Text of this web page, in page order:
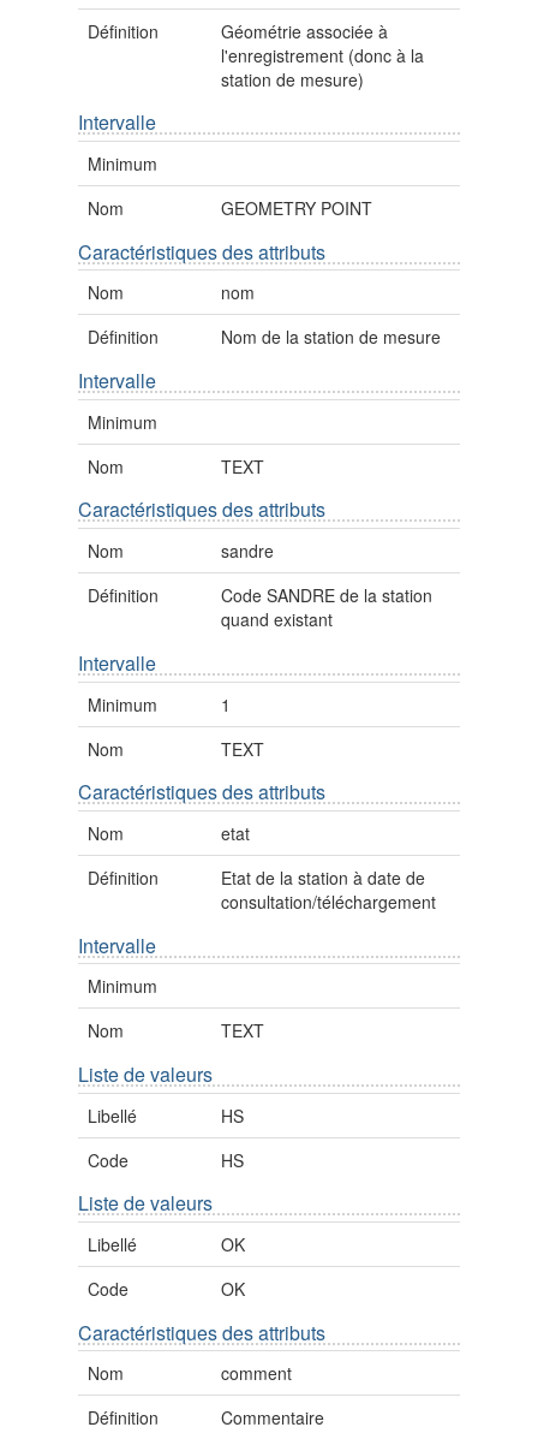
Définition
Géométrie associée à
l'enregistrement (donc à la
station de mesure)
Intervalle
Minimum
Nom
GEOMETRY POINT
Caractéristiques des attributs
Nom
nom
Définition
Nom de la station de mesure
Intervalle
Minimum
Nom
TEXT
Caractéristiques des attributs
Nom
sandre
Définition
Code SANDRE de la station
quand existant
Intervalle
Minimum
1
Nom
TEXT
Caractéristiques des attributs
Nom
etat
Définition
Etat de la station à date de
consultation/téléchargement
Intervalle
Minimum
Nom
TEXT
Liste de valeurs
Libellé
HS
Code
HS
Liste de valeurs
Libellé
OK
Code
OK
Caractéristiques des attributs
Nom
comment
Définition
Commentaire